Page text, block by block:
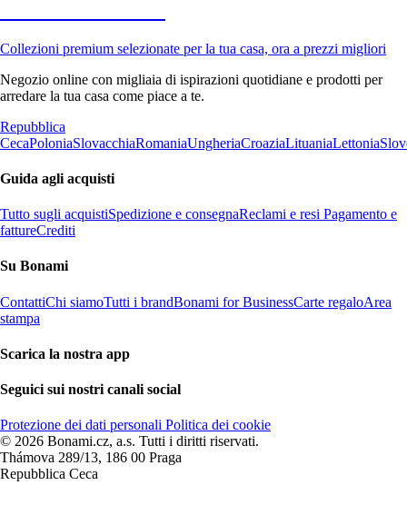
Collezioni premium selezionate per la tua casa, ora a prezzi migliori
Negozio online con migliaia di ispirazioni quotidiane e prodotti per
arredare la tua casa come piace a te.
Repubblica
CecaPoloniaSlovacchiaRomaniaUngheriaCroaziaLituaniaLettonia
Guida agli acquisti
Tutto sugli acquistiSpedizione e consegnaReclami e resi Pagamento e
fattureCrediti
Su Bonami
ContattiChi siamoTutti i brandBonami for BusinessCarte regaloArea
stampa
Scarica la nostra app
Seguici sui nostri canali social
Protezione dei dati personali Politica dei cookie
© 2026 Bonami.cz, a.s. Tutti i diritti riservati.
Thámova 289/13, 186 00 Praga
Repubblica Ceca